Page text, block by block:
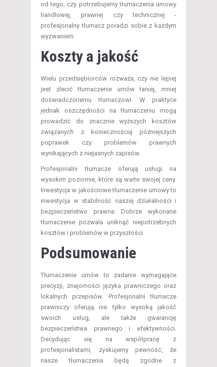
od tego, czy potrzebujemy tłumaczenia umowy
handlowej, prawnej czy technicznej -
profesjonalny tłumacz poradzi sobie z każdym
wyzwaniem.
Koszty a jakość
Wielu przedsiębiorców rozważa, czy nie lepiej
jest zlecić tłumaczenie umów taniej, mniej
doświadczonemu tłumaczowi. W praktyce
jednak oszczędności na tłumaczeniu mogą
prowadzić do znacznie wyższych kosztów
związanych z koniecznością późniejszych
poprawek czy problemów prawnych
wynikających z niejasnych zapisów.
Profesjonalni tłumacze oferują usługi na
wysokim poziomie, które są warte swojej ceny.
Inwestycja w jakościowe tłumaczenie umowy to
inwestycja w stabilność naszej działalności i
bezpieczeństwo prawne. Dobrze wykonane
tłumaczenie pozwala uniknąć niepotrzebnych
kosztów i problemów w przyszłości.
Podsumowanie
Tłumaczenie umów to zadanie wymagające
precyzji, znajomości języka prawniczego oraz
lokalnych przepisów. Profesjonalni tłumacze
prawniczy oferują nie tylko wysoką jakość
swoich usług, ale także gwarancję
bezpieczeństwa prawnego i efektywności.
Decydując się na współpracę z
profesjonalistami, zyskujemy pewność, że
nasze tłumaczenia będą zgodne z